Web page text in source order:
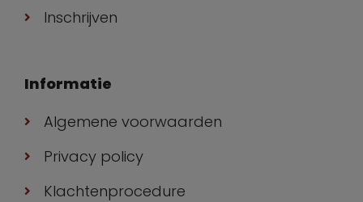
Inschrijven
Informatie
Algemene voorwaarden
Privacy policy
Klachtenprocedure